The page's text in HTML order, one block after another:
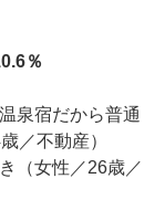
％
泉宿だから普通
／不動産）
（女性／26歳／